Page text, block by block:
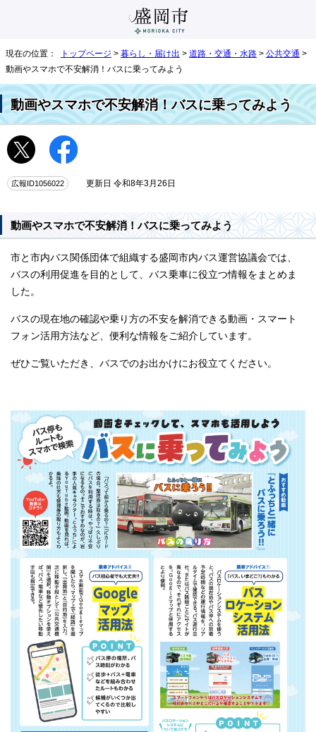
現在の位置： トップページ > 暮らし・届け出 > 道路・交通・水路 > 公共交通 >
動画やスマホで不安解消！バスに乗ってみよう
動画やスマホで不安解消！バスに乗ってみよう
広報ID1056022 更新日 令和8年3月26日
動画やスマホで不安解消！バスに乗ってみよう
市と市内バス関係団体で組織する盛岡市内バス運営協議会では、
バスの利用促進を目的として、バス乗車に役立つ情報をまとめま
した。
バスの現在地の確認や乗り方の不安を解消できる動画・スマート
フォン活用方法など、便利な情報をご紹介しています。
ぜひご覧いただき、バスでのお出かけにお役立てください。